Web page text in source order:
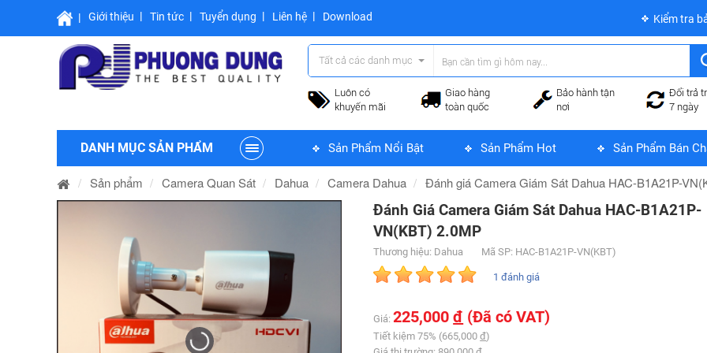
Giới thiệu Tin tức Tuyển dụng Liên hệ Download Kiểm tra
Tất cả các danh mục
Luôn có
khuyến mãi
Giao hàng
toàn quốc
Bảo hành tận
nơi
Đổi trả
7 ngày
DANH MỤC SẢN PHẨM Sản Phẩm Nổi Bật Sản Phẩm Hot Sản Phẩm Bán
Sản phẩm Camera Quan Sát Dahua Camera Dahua Đánh giá Camera Giám Sát Dahua HAC-B1A21P-
Đánh Giá Camera Giám Sát Dahua HAC-B1A21P-
VN(KBT) 2.0MP
Thương hiệu: Dahua Mã SP: HAC-B1A21P-VN(KBT)
1 đánh giá
Giá:225,000đ (Đã có VAT)
Tiết kiệm 75% (665,000đ)